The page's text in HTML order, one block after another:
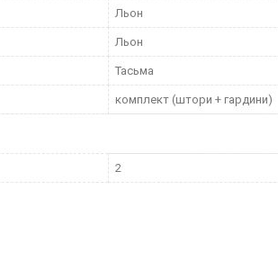
Льон
Льон
Тасьма
комплект (штори + гардини)
2